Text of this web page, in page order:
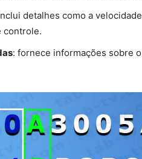
detalhes como a
controle.
: fornece informações sobre